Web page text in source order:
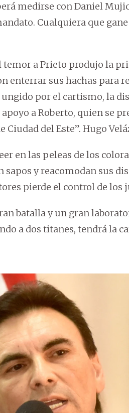
medirse con Daniel
Cualquiera que
temor a Prieto produjo la
enterrar sus hachas para
ungido por el cartismo, la
a Roberto, quien se
Ciudad del Este”. Hugo
en las peleas de los
y reacomodan sus
pierde el control de los
batalla y un gran
a dos titanes, tendrá la